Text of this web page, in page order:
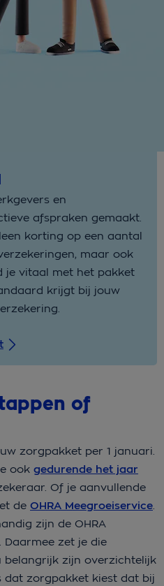
en
afspraken gemaakt.
korting op een aantal
maar ook
je vitaal met het pakket
krijgt bij jouw
of
zorgpakket per 1 januari.
ook gedurende het jaar
Of je aanvullende
de OHRA Meegroeiservice.
zijn de OHRA
Daarmee zet je die
zijn overzichtelijk
dat zorgpakket kiest dat bij